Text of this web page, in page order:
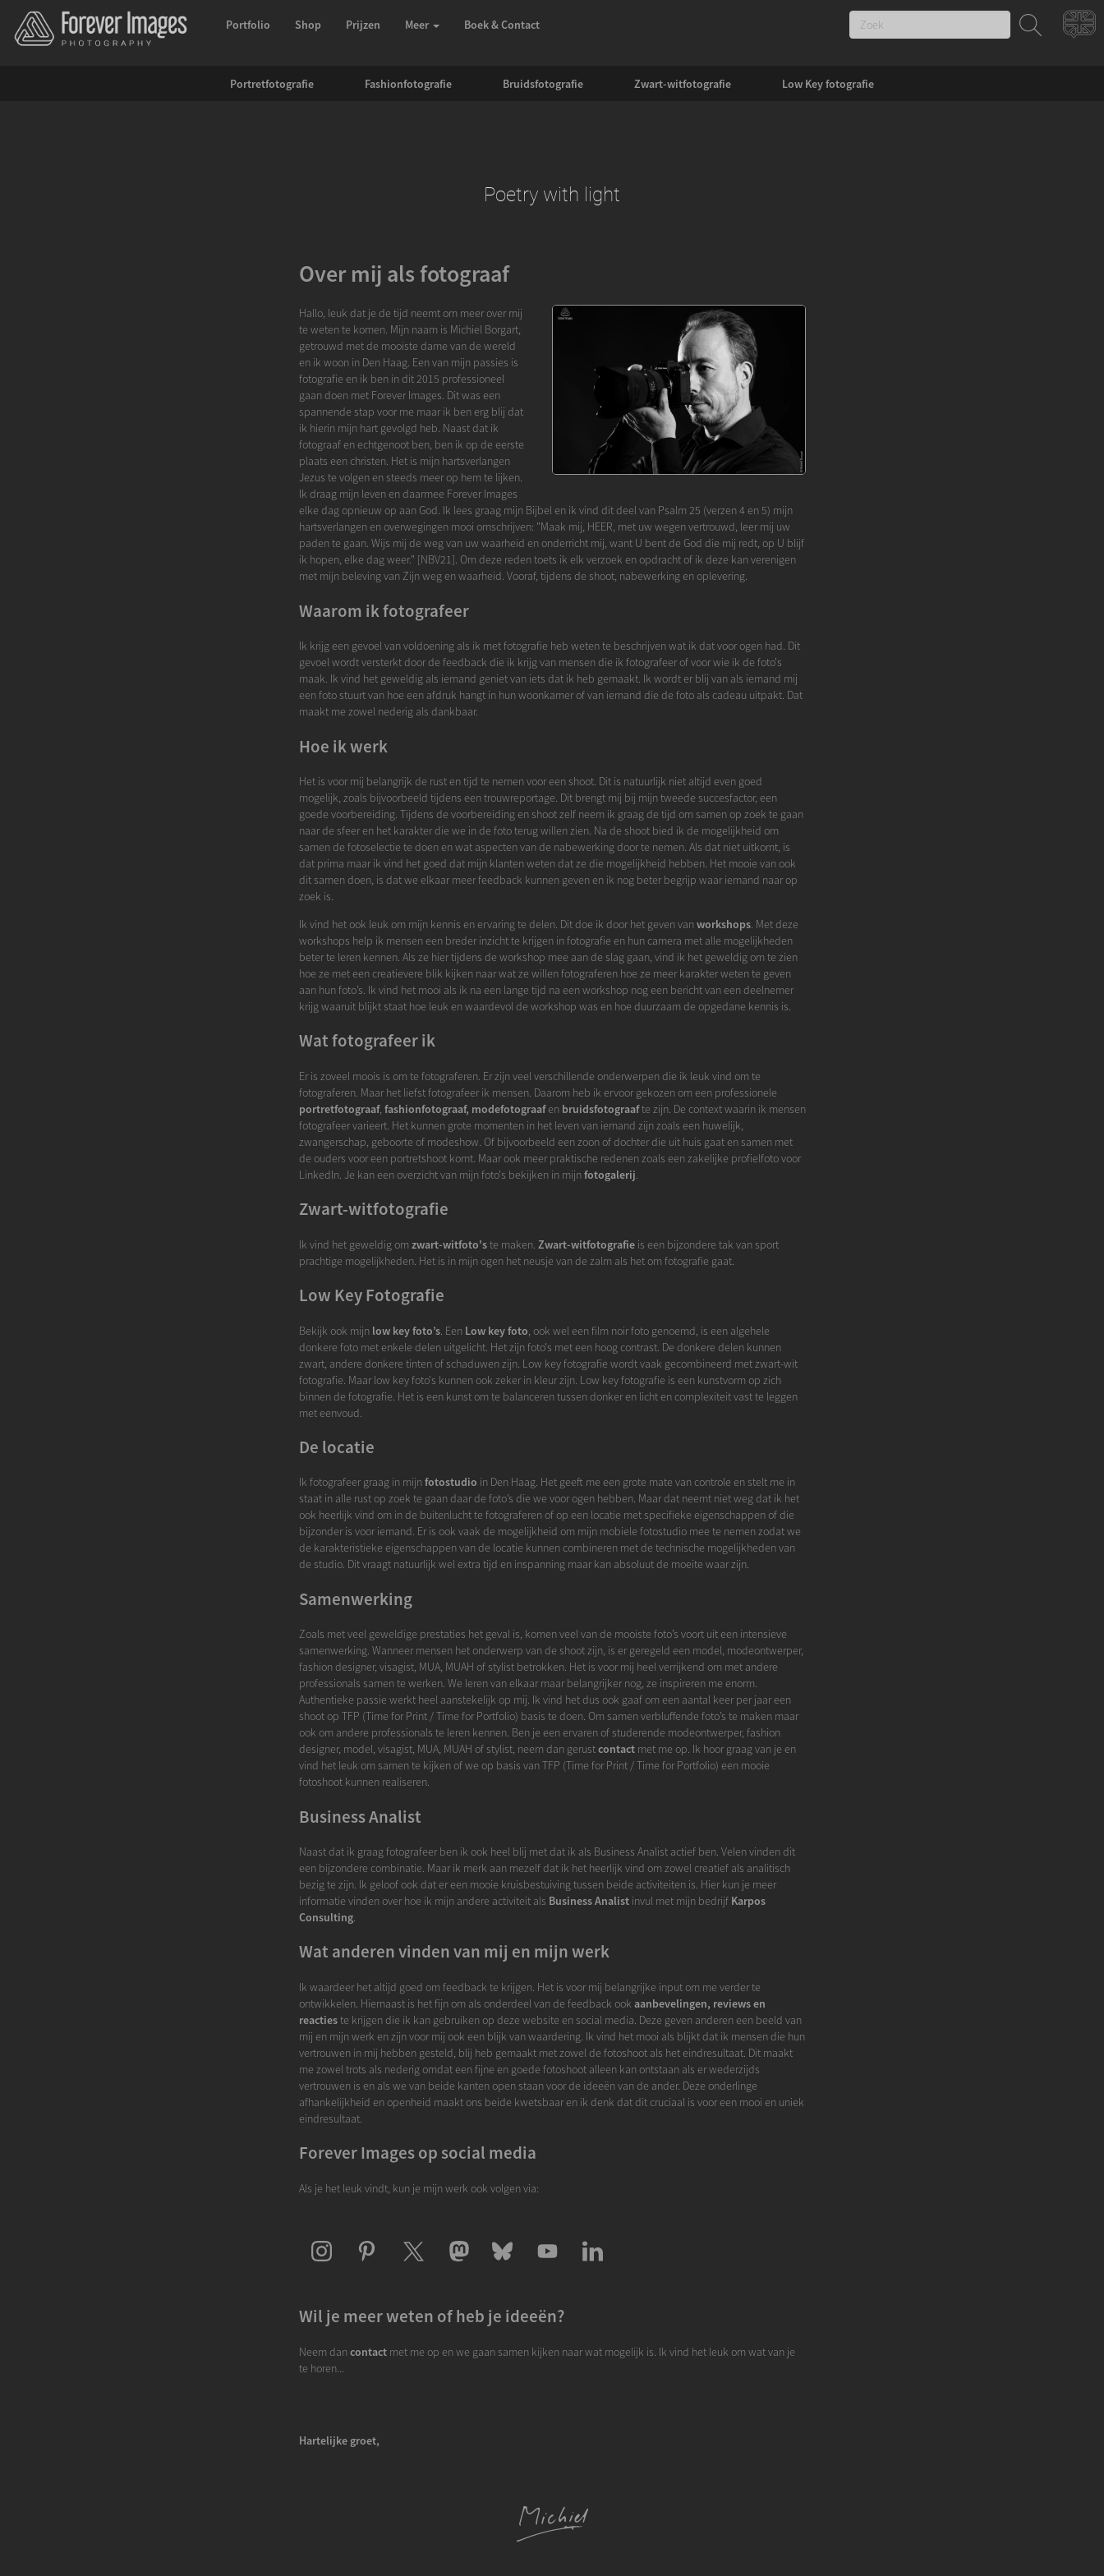
Portfolio Shop Prijzen Meer Boek & Contact
Portretfotografie Fashionfotografie Bruidsfotografie Zwart-witfotografie Low Key fotografie
Poetry with light
Over mij als fotograaf
Hallo, leuk dat je de tijd neemt om meer over mij
te weten te komen. Mijn naam is Michiel Borgart,
getrouwd met de mooiste dame van de wereld
en ik woon in Den Haag. Een van mijn passies is
fotografie en ik ben in dit 2015 professioneel
gaan doen met Forever Images. Dit was een
spannende stap voor me maar ik ben erg blij dat
ik hierin mijn hart gevolgd heb. Naast dat ik
fotograaf en echtgenoot ben, ben ik op de eerste
plaats een christen. Het is mijn hartsverlangen
Jezus te volgen en steeds meer op hem te lijken.
Ik draag mijn leven en daarmee Forever Images
elke dag opnieuw op aan God. Ik lees graag mijn Bijbel en ik vind dit deel van Psalm 25 (verzen 4 en 5) mijn
hartsverlangen en overwegingen mooi omschrijven: "Maak mij, HEER, met uw wegen vertrouwd, leer mij uw
paden te gaan. Wijs mij de weg van uw waarheid en onderricht mij, want U bent de God die mij redt, op U blijf
ik hopen, elke dag weer." [NBV21]. Om deze reden toets ik elk verzoek en opdracht of ik deze kan verenigen
met mijn beleving van Zijn weg en waarheid. Vooraf, tijdens de shoot, nabewerking en oplevering.
Waarom ik fotografeer
Ik krijg een gevoel van voldoening als ik met fotografie heb weten te beschrijven wat ik dat voor ogen had. Dit
gevoel wordt versterkt door de feedback die ik krijg van mensen die ik fotografeer of voor wie ik de foto's
maak. Ik vind het geweldig als iemand geniet van iets dat ik heb gemaakt. Ik wordt er blij van als iemand mij
een foto stuurt van hoe een afdruk hangt in hun woonkamer of van iemand die de foto als cadeau uitpakt. Dat
maakt me zowel nederig als dankbaar.
Hoe ik werk
Het is voor mij belangrijk de rust en tijd te nemen voor een shoot. Dit is natuurlijk niet altijd even goed
mogelijk, zoals bijvoorbeeld tijdens een trouwreportage. Dit brengt mij bij mijn tweede succesfactor, een
goede voorbereiding. Tijdens de voorbereiding en shoot zelf neem ik graag de tijd om samen op zoek te gaan
naar de sfeer en het karakter die we in de foto terug willen zien. Na de shoot bied ik de mogelijkheid om
samen de fotoselectie te doen en wat aspecten van de nabewerking door te nemen. Als dat niet uitkomt, is
dat prima maar ik vind het goed dat mijn klanten weten dat ze die mogelijkheid hebben. Het mooie van ook
dit samen doen, is dat we elkaar meer feedback kunnen geven en ik nog beter begrijp waar iemand naar op
zoek is.
Ik vind het ook leuk om mijn kennis en ervaring te delen. Dit doe ik door het geven vanworkshops. Met deze
workshops help ik mensen een breder inzicht te krijgen in fotografie en hun camera met alle mogelijkheden
beter te leren kennen. Als ze hier tijdens de workshop mee aan de slag gaan, vind ik het geweldig om te zien
hoe ze met een creatievere blik kijken naar wat ze willen fotograferen hoe ze meer karakter weten te geven
aan hun foto’s. Ik vind het mooi als ik na een lange tijd na een workshop nog een bericht van een deelnemer
krijg waaruit blijkt staat hoe leuk en waardevol de workshop was en hoe duurzaam de opgedane kennis is.
Wat fotografeer ik
Er is zoveel moois is om te fotograferen. Er zijn veel verschillende onderwerpen die ik leuk vind om te
fotograferen. Maar het liefst fotografeer ik mensen. Daarom heb ik ervoor gekozen om een professionele
portretfotograaf, fashionfotograaf, modefotograafen bruidsfotograafte zijn. De context waarin ik mensen
fotografeer varieert. Het kunnen grote momenten in het leven van iemand zijn zoals een huwelijk,
zwangerschap, geboorte of modeshow. Of bijvoorbeeld een zoon of dochter die uit huis gaat en samen met
de ouders voor een portretshoot komt. Maar ook meer praktische redenen zoals een zakelijke profielfoto voor
LinkedIn. Je kan een overzicht van mijn foto's bekijken in mijnfotogalerij.
Zwart-witfotografie
Ik vind het geweldig om zwart-witfoto'ste maken. Zwart-witfotografieis een bijzondere tak van sport
prachtige mogelijkheden. Het is in mijn ogen het neusje van de zalm als het om fotografie gaat.
Low Key Fotografie
Bekijk ook mijn low key foto’s. Een Low key foto , ook wel een film noir foto genoemd, is een algehele
donkere foto met enkele delen uitgelicht. Het zijn foto's met een hoog contrast. De donkere delen kunnen
zwart, andere donkere tinten of schaduwen zijn. Low key fotografie wordt vaak gecombineerd met zwart-wit
fotografie. Maar low key foto's kunnen ook zeker in kleur zijn. Low key fotografie is een kunstvorm op zich
binnen de fotografie. Het is een kunst om te balanceren tussen donker en licht en complexiteit vast te leggen
met eenvoud.
De locatie
Ik fotografeer graag in mijnfotostudio in Den Haag. Het geeft me een grote mate van controle en stelt me in
staat in alle rust op zoek te gaan daar de foto’s die we voor ogen hebben. Maar dat neemt niet weg dat ik het
ook heerlijk vind om in de buitenlucht te fotograferen of op een locatie met specifieke eigenschappen of die
bijzonder is voor iemand. Er is ook vaak de mogelijkheid om mijn mobiele fotostudio mee te nemen zodat we
de karakteristieke eigenschappen van de locatie kunnen combineren met de technische mogelijkheden van
de studio. Dit vraagt natuurlijk wel extra tijd en inspanning maar kan absoluut de moeite waar zijn.
Samenwerking
Zoals met veel geweldige prestaties het geval is, komen veel van de mooiste foto’s voort uit een intensieve
samenwerking. Wanneer mensen het onderwerp van de shoot zijn, is er geregeld een model, modeontwerper,
fashion designer, visagist, MUA, MUAH of stylist betrokken. Het is voor mij heel verrijkend om met andere
professionals samen te werken. We leren van elkaar maar belangrijker nog, ze inspireren me enorm.
Authentieke passie werkt heel aanstekelijk op mij. Ik vind het dus ook gaaf om een aantal keer per jaar een
shoot op TFP (Time for Print / Time for Portfolio) basis te doen. Om samen verbluffende foto’s te maken maar
ook om andere professionals te leren kennen. Ben je een ervaren of studerende modeontwerper, fashion
designer, model, visagist, MUA, MUAH of stylist, neem dan gerustcontactmet me op. Ik hoor graag van je en
vind het leuk om samen te kijken of we op basis van TFP (Time for Print / Time for Portfolio) een mooie
fotoshoot kunnen realiseren.
Business Analist
Naast dat ik graag fotografeer ben ik ook heel blij met dat ik als Business Analist actief ben. Velen vinden dit
een bijzondere combinatie. Maar ik merk aan mezelf dat ik het heerlijk vind om zowel creatief als analitisch
bezig te zijn. Ik geloof ook dat er een mooie kruisbestuiving tussen beide activiteiten is. Hier kun je meer
informatie vinden over hoe ik mijn andere activiteit als Business Analistinvul met mijn bedrijf Karpos
Consulting.
Wat anderen vinden van mij en mijn werk
Ik waardeer het altijd goed om feedback te krijgen. Het is voor mij belangrijke input om me verder te
ontwikkelen. Hiernaast is het fijn om als onderdeel van de feedback ook aanbevelingen, reviews en
reactieste krijgen die ik kan gebruiken op deze website en social media. Deze geven anderen een beeld van
mij en mijn werk en zijn voor mij ook een blijk van waardering. Ik vind het mooi als blijkt dat ik mensen die hun
vertrouwen in mij hebben gesteld, blij heb gemaakt met zowel de fotoshoot als het eindresultaat. Dit maakt
me zowel trots als nederig omdat een fijne en goede fotoshoot alleen kan ontstaan als er wederzijds
vertrouwen is en als we van beide kanten open staan voor de ideeën van de ander. Deze onderlinge
afhankelijkheid en openheid maakt ons beide kwetsbaar en ik denk dat dit cruciaal is voor een mooi en uniek
eindresultaat.
Forever Images op social media
Als je het leuk vindt, kun je mijn werk ook volgen via:
Wil je meer weten of heb je ideeën?
Neem dancontactmet me op en we gaan samen kijken naar wat mogelijk is. Ik vind het leuk om wat van je
te horen...
Hartelijke groet,